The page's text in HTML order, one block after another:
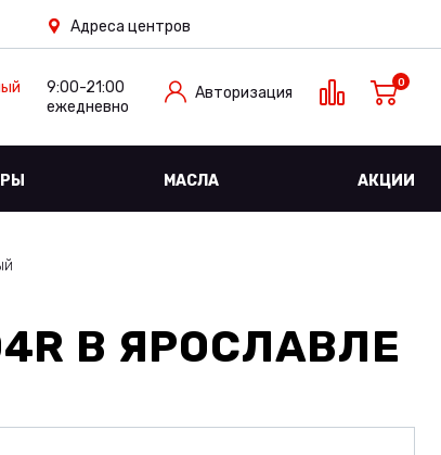
Адреса центров
9:00-21:00
ежедневно
Авторизация
0
МАСЛА АКЦИИ
В ЯРОСЛАВЛЕ